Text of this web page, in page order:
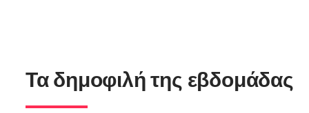
Τα δημοφιλή της εβδομάδας